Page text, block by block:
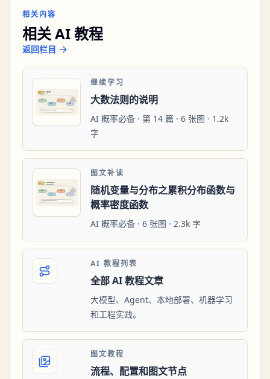
相关内容
相关 AI 教程
返回栏目
继续学习
大数法则的说明
AI 概率必备 · 第 14 篇 · 6 张图 · 1.2k
字
图文补读
随机变量与分布之累积分布函数与
概率密度函数
AI 概率必备 · 6 张图 · 2.3k 字
AI 教程列表
全部 AI 教程文章
大模型、Agent、本地部署、机器学习
和工程实践。
图文教程
流程、配置和图文节点